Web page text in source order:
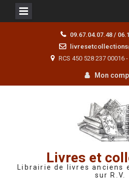
09.67.04.07.48 /
RCS 450 528 237 00016
Mon
Livres et
Librairie de livres anciens
sur R.V.